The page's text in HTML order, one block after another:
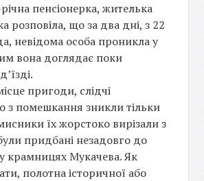
пенсіонерка, жителька
розповіла, що за два дні, з 22
невідома особа проникла у
вона доглядає поки
пригоди, слідчі
з помешкання зникли тільки
їх жорстоко вирізали з
придбані незадовго до
крамницях Мукачева. Як
полотна історичної або